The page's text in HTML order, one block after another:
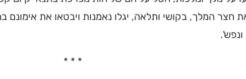
חצר המלך, בקושי ותלאה, יגלו נאמנות ויבטאו את אימונם
* * *